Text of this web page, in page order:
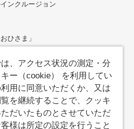
ンクルージョン
ひさま」
、アクセス状況の測定・分
ー（cookie） を利用してい
用に同意いただくか、又は
を継続することで、クッキ
だいたものとさせていただ
様は所定の設定を行うこと